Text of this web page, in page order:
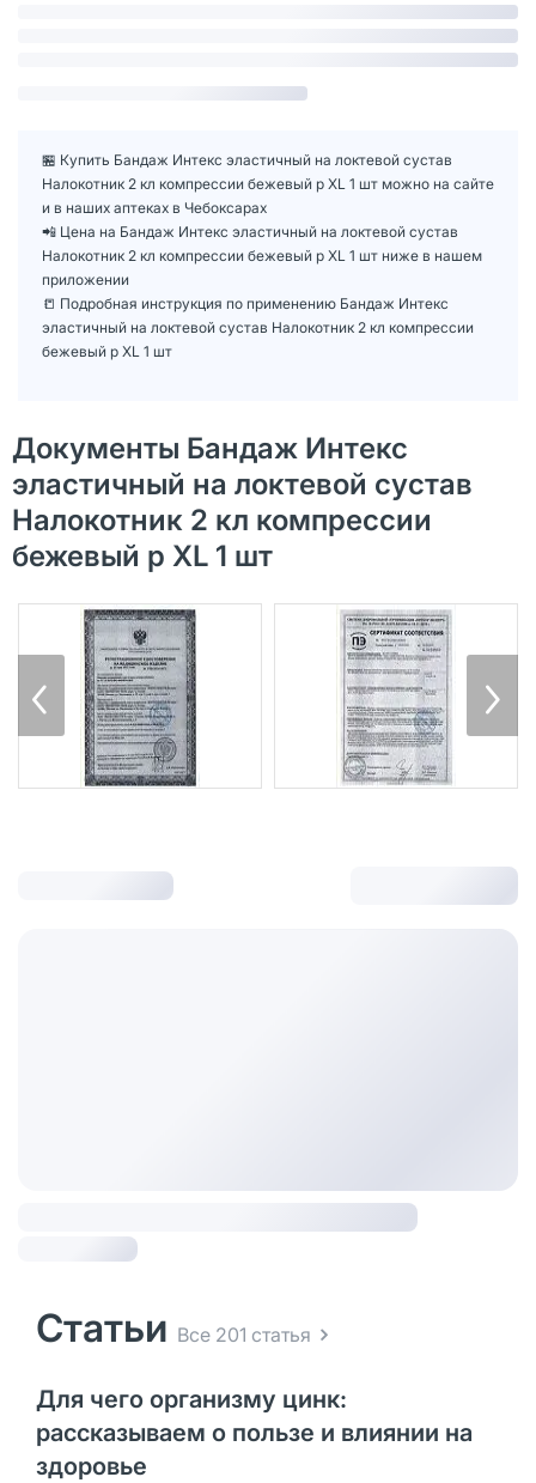
🏪 Купить Бандаж Интекс эластичный на локтевой сустав
Налокотник 2 кл компрессии бежевый р XL 1 шт можно на сайте
и в наших аптеках в Чебоксарах
📲 Цена на Бандаж Интекс эластичный на локтевой сустав
Налокотник 2 кл компрессии бежевый р XL 1 шт ниже в нашем
приложении
📒 Подробная инструкция по применению Бандаж Интекс
эластичный на локтевой сустав Налокотник 2 кл компрессии
бежевый р XL 1 шт
Документы Бандаж Интекс
эластичный на локтевой сустав
Налокотник 2 кл компрессии
бежевый р XL 1 шт
Статьи Все 201 статья
Для чего организму цинк:
рассказываем о пользе и влиянии на
здоровье